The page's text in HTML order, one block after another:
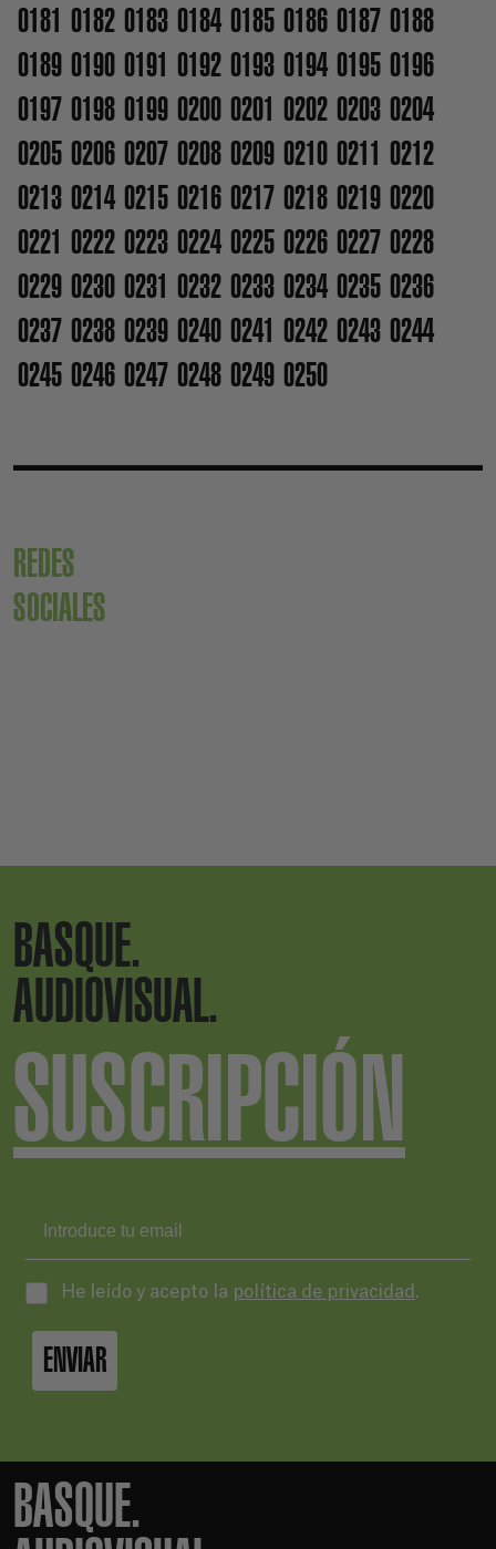
0181 0182 0183 0184 0185 0186 0187 0188
0189 0190 0191 0192 0193 0194 0195 0196
0197 0198 0199 0200 0201 0202 0203 0204
0205 0206 0207 0208 0209 0210 0211 0212
0213 0214 0215 0216 0217 0218 0219 0220
0221 0222 0223 0224 0225 0226 0227 0228
0229 0230 0231 0232 0233 0234 0235 0236
0237 0238 0239 0240 0241 0242 0243 0244
0245 0246 0247 0248 0249 0250
REDES
SOCIALES
BASQUE.
AUDIOVISUAL.
SUSCRIPCIÓN
He leído y acepto la política de privacidad .
ENVIAR
BASQUE.